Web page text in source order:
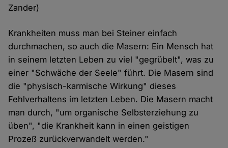
Zander)
Krankheiten muss man bei Steiner einfach
durchmachen, so auch die Masern: Ein Mensch hat
in seinem letzten Leben zu viel "gegrübelt", was zu
einer "Schwäche der Seele" führt. Die Masern sind
die "physisch-karmische Wirkung" dieses
Fehlverhaltens im letzten Leben. Die Masern macht
man durch, "um organische Selbsterziehung zu
üben", "die Krankheit kann in einen geistigen
Prozeß zurückverwandelt werden."